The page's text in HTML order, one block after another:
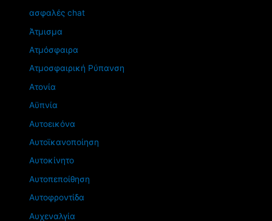
ασφαλές chat
Άτμισμα
Ατμόσφαιρα
Ατμοσφαιρική Ρύπανση
Ατονία
Αϋπνία
Αυτοεικόνα
Αυτοϊκανοποίηση
Αυτοκίνητο
Αυτοπεποίθηση
Αυτοφροντίδα
Αυχεναλγία